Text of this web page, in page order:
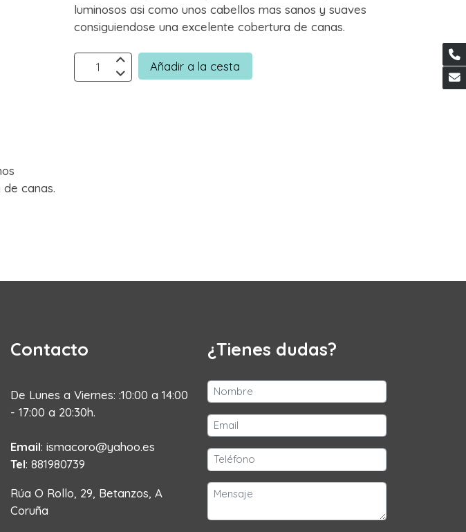
canas.
luminosos asi como unos cabellos mas sanos y suaves
consiguiendose una excelente cobertura de canas.
Añadir a la cesta
Contacto
De Lunes a Viernes: :10:00 a 14:00
- 17:00 a 20:30h.
Email: ismacoro@yahoo.es
Tel: 881980739
Rúa O Rollo, 29, Betanzos, A
Coruña
¿Tienes dudas?